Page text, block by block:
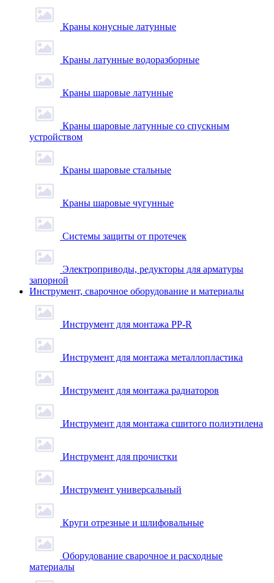
Краны конусные латунные
Краны латунные водоразборные
Краны шаровые латунные
Краны шаровые латунные со спускным
устройством
Краны шаровые стальные
Краны шаровые чугунные
Системы защиты от протечек
Электроприводы, редукторы для арматуры
запорной
Инструмент, сварочное оборудование и материалы
Инструмент для монтажа PP-R
Инструмент для монтажа металлопластика
Инструмент для монтажа радиаторов
Инструмент для монтажа сшитого полиэтилена
Инструмент для прочистки
Инструмент универсальный
Круги отрезные и шлифовальные
Оборудование сварочное и расходные
материалы